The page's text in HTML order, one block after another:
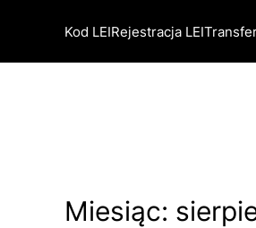
Kod LEIRejestracja LEI
Miesiąc: